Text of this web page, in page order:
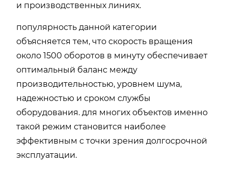
и производственных линиях.
популярность данной категории
объясняется тем, что скорость вращения
около 1500 оборотов в минуту обеспечивает
оптимальный баланс между
производительностью, уровнем шума,
надежностью и сроком службы
оборудования. для многих объектов именно
такой режим становится наиболее
эффективным с точки зрения долгосрочной
эксплуатации.